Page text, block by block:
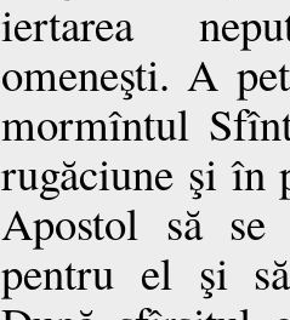
iertarea
omeneşti. A
mormîntul
rugăciune şi în
Apostol să se
pentru el şi